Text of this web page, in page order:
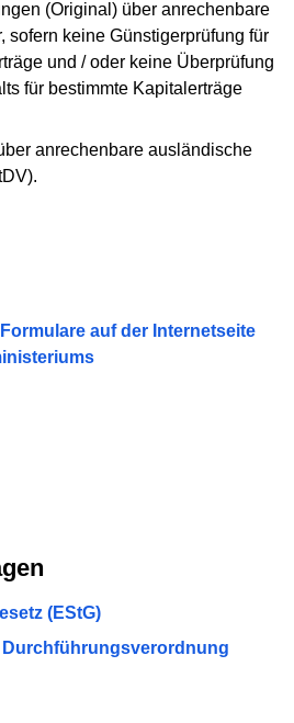
(Original) über anrechenbare
sofern keine Günstigerprüfung für
und / oder keine Überprüfung
für bestimmte Kapitalerträge
anrechenbare ausländische
auf der Internetseite
(EStG)
Durchführungsverordnung